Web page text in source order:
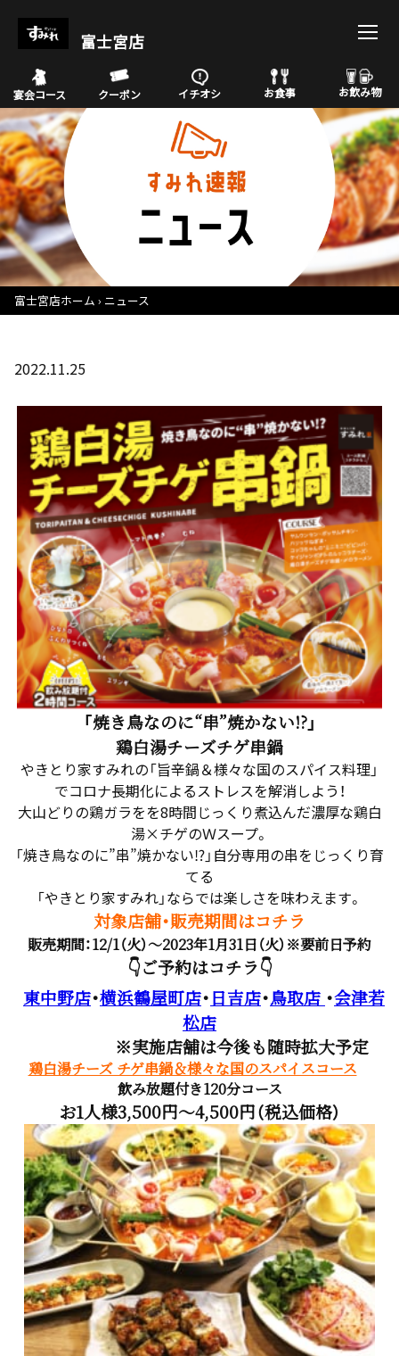
富士宮店
宴会コース クーポン イチオシ お食事 お飲み物
富士宮店ホーム ニュース
2022.11.25
「焼き鳥なのに“串”焼かない!?」
鶏白湯チーズチゲ串鍋
やきとり家すみれの「旨辛鍋＆様々な国のスパイス料理」
でコロナ長期化によるストレスを解消しよう！
大山どりの鶏ガラをを8時間じっくり煮込んだ濃厚な鶏白
湯×チゲのＷスープ。
「焼き鳥なのに”串”焼かない⁉」自分専用の串をじっくり育
てる
「やきとり家すみれ」ならでは楽しさを味わえます。
対象店舗・販売期間はコチラ
販売期間：12/1（火）～2023年1月31日（火）※要前日予約
👇ご予約はコチラ👇
東中野店・横浜鶴屋町店・日吉店・鳥取店 ・会津若
松店
※実施店舗は今後も随時拡大予定
鶏白湯チーズ チゲ串鍋＆様々な国のスパイスコース
飲み放題付き120分コース
お1人様3,500円～4,500円（税込価格）